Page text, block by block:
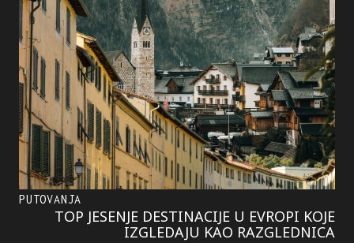
PUTOVANJA
TOP JESENJE DESTINACIJE U EVROPI KOJE
IZGLEDAJU KAO RAZGLEDNICA